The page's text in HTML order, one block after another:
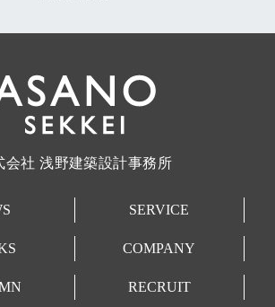
会社 浅野建築設計事務所
SERVICE
COMPANY
RECRUIT